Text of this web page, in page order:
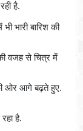
है.
भारी बारिश की
वजह से चित्र में
ओर आगे बढ़ते हुए.
है.